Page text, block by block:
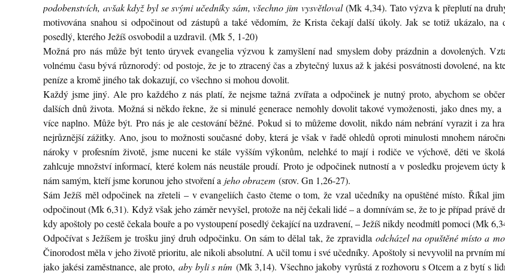
podobenstvích, avšak když byl se svými učedníky sám, všechno jim vysvětloval(Mk 4,34). Tato výzva k přeplutí na
motivována snahou si odpočinout od zástupů a také vědomím, že Krista čekají další úkoly. Jak se totiž ukázalo, na
posedlý, kterého Ježíš osvobodil a uzdravil. (Mk 5, 1-20)
Možná pro nás může být tento úryvek evangelia výzvou k zamyšlení nad smyslem doby prázdnin a dovolených.
volnému času bývá různorodý: od postoje, že je to ztracený čas a zbytečný luxus až k jakési posvátnosti dovolené, na
peníze a kromě jiného tak dokazují, co všechno si mohou dovolit.
Každý jsme jiný. Ale pro každého z nás platí, že nejsme tažná zvířata a odpočinek je nutný proto, abychom se
dalších dnů života. Možná si někdo řekne, že si minulé generace nemohly dovolit takové vymoženosti, jako dnes my,
více naplno. Může být. Pro nás je ale cestování běžné. Pokud si to můžeme dovolit, nikdo nám nebrání vyrazit i za
nejrůznější zážitky. Ano, jsou to možnosti současné doby, která je však v řadě ohledů oproti minulosti mnohem
nároky v profesním životě, jsme nuceni ke stále vyšším výkonům, nelehké to mají i rodiče ve výchově, děti ve
zahlcuje množství informací, které kolem nás neustále proudí. Proto je odpočinek nutností a v posledku projevem
nám samým, kteří jsme korunou jeho stvoření a jeho obrazem (srov. Gn 1,26-27).
Sám Ježíš měl odpočinek na zřeteli – v evangeliích často čteme o tom, že vzal učedníky na opuštěné místo. Říkal
odpočinout (Mk 6,31). Když však jeho záměr nevyšel, protože na něj čekali lidé – a domnívám se, že to je případ právě
kdy apoštoly po cestě čekala bouře a po vystoupení posedlý čekající na uzdravení, – Ježíš nikdy neodmítl pomoci (Mk
Odpočívat s Ježíšem je trošku jiný druh odpočinku. On sám to dělal tak, že zpravidla odcházel na opuštěné místo a
Činorodost měla v jeho životě prioritu, ale nikoli absolutní. A učil tomu i své učedníky. Apoštoly si nevyvolil na prvním
jako jakési zaměstnance, ale proto,aby byli s ním (Mk 3,14). Všechno jakoby vyrůstá z rozhovoru s Otcem a z bytí s